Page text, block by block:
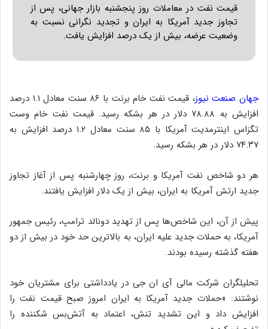
قیمت نفت در معاملات روز پنجشنبه بازار جهانی، پس از
تجاوز جدید آمریکا به ایران و تجدید نگرانی نسبت به
وضعیت عرضه، بیش از یک درصد افزایش یافت.
جهان صنعت نیوز
، قیمت نفت خام برنت با ۸۶ سنت معادل ۱.۱ درصد
افزایش به ۷۸.۸۸ دلار در هر بشکه رسید. قیمت نفت خام وست
تگزاس اینترمدیت آمریکا با ۸۵ سنت معادل ۱.۲ درصد افزایش به
۷۴.۳۷ دلار در هر بشکه رسید.
هر دو شاخص نفت آمریکا و برنت، روز چهارشنبه پس از آغاز تجاوز
جدید ارتش آمریکا به ایران، بیش از یک دلار افزایش یافتند.
پیش از آن، این شاخص‌ها پس از تهدید دونالد ترامپ، رئیس جمهور
آمریکا، به حملات جدید علیه ایران، به بالاترین حد خود در بیش از دو
هفته گذشته رسیده بودند.
تحلیلگران شرکت مالی آی ان جی در یادداشتی برای مشتریان خود
نوشتند: «حملات جدید آمریکا به ایران امروز صبح قیمت نفت را
افزایش داد و این تشدید تنش، اعتماد به آتش‌بس شکننده را